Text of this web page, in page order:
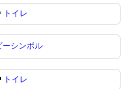
トイレ
ーシンボル
トイレ